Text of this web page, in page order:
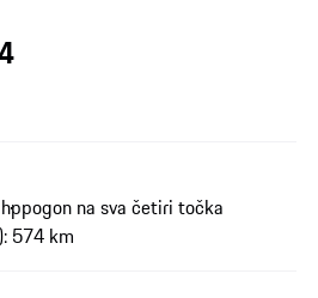
pogon na sva četiri točka
574 km